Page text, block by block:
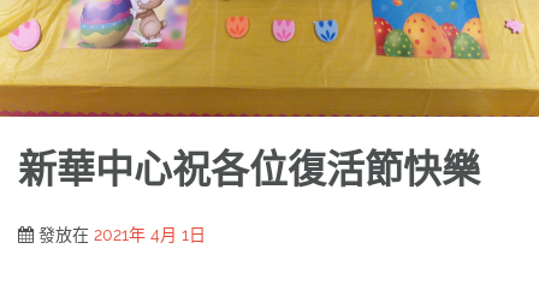
新華中心祝各位復活節快樂
發放在 2021年 4月 1日